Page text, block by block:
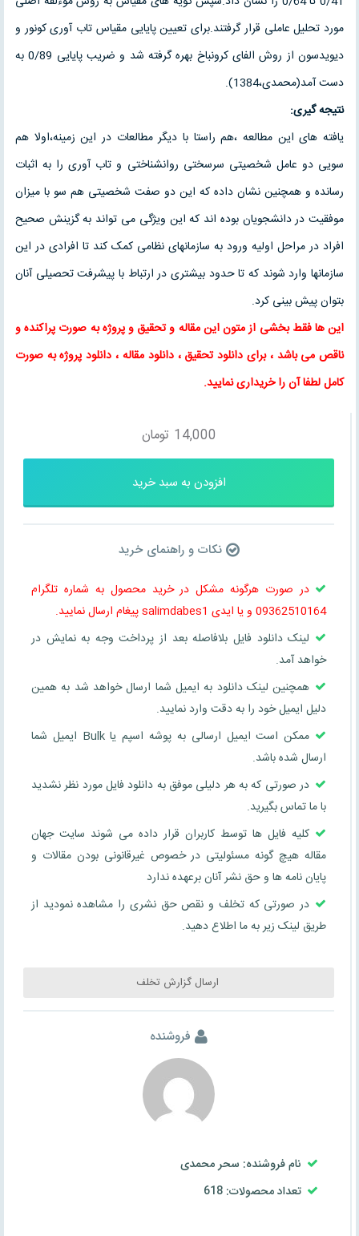
مورد تحلیل عاملی قرار گرفتند.برای تعیین پایایی مقیاس تاب آوری کونور و
دیویدسون از روش الفای کرونباخ بهره گرفته شد و ضریب پایایی 0/89 به
دست آمد(محمدی،1384).
نتیجه گیری:
یافته های این مطالعه ،هم راستا با دیگر مطالعات در این زمینه،اولا هم
سویی دو عامل شخصیتی سرسختی روانشناختی و تاب آوری را به اثبات
رسانده و همچنین نشان داده که این دو صفت شخصیتی هم سو با میزان
موفقیت در دانشجویان بوده اند که این ویژگی می تواند به گزینش صحیح
افراد در مراحل اولیه ورود به سازمانهای نظامی کمک کند تا افرادی در این
سازمانها وارد شوند که تا حدود بیشتری در ارتباط با پیشرفت تحصیلی آنان
بتوان پیش بینی کرد.
این ها فقط بخشی از متون اینمقاله وتحقیق و پروژه به صورت پراکنده و
ناقص می باشد ، برای دانلود تحقیق ، دانلود مقاله ، دانلود پروژه به صورت
کامل لطفا آن را خریداری نمایید.
14,000 تومان
افزودن به سبد خرید
نکات و راهنمای خرید
در صورت هرگونه مشکل در خرید محصول به شماره تلگرام
09362510164 و یا ایدی salimdabes1 پیغام ارسال نمایید.
لینک دانلود فایل بلافاصله بعد از پرداخت وجه به نمایش در
خواهد آمد.
همچنین لینک دانلود به ایمیل شما ارسال خواهد شد به همین
دلیل ایمیل خود را به دقت وارد نمایید.
ممکن است ایمیل ارسالی به پوشه اسپم یا Bulk ایمیل شما
ارسال شده باشد.
در صورتی که به هر دلیلی موفق به دانلود فایل مورد نظر نشدید
با ما تماس بگیرید.
کلیه فایل ها توسط کاربران قرار داده می شوند سایت جهان
مقاله هیچ گونه مسئولیتی در خصوص غیرقانونی بودن مقالات و
پایان نامه ها و حق نشر آنان برعهده ندارد
در صورتی که تخلف و نقص حق نشری را مشاهده نمودید از
طریق لینک زیر به ما اطلاع دهید.
ارسال گزارش تخلف
فروشنده
نام فروشنده: سحر محمدی
تعداد محصولات: 618